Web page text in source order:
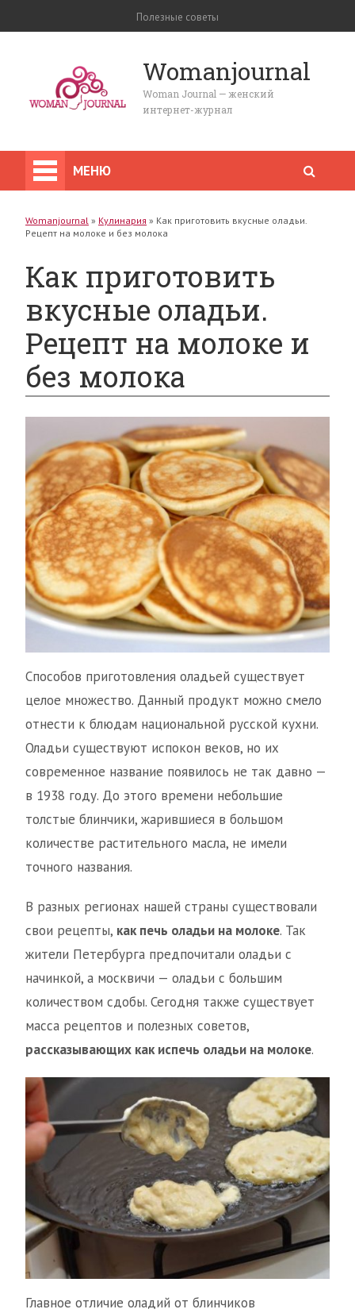
Полезные советы
Womanjournal
Woman Journal — женский
интернет-журнал
МЕНЮ
Womanjournal » Кулинария » Как приготовить вкусные оладьи.
Рецепт на молоке и без молока
Как приготовить
вкусные оладьи.
Рецепт на молоке и
без молока
Способов приготовления оладьей существует
целое множество. Данный продукт можно смело
отнести к блюдам национальной русской кухни.
Оладьи существуют испокон веков, но их
современное название появилось не так давно —
в 1938 году. До этого времени небольшие
толстые блинчики, жарившиеся в большом
количестве растительного масла, не имели
точного названия.
В разных регионах нашей страны существовали
свои рецепты, как печь оладьи на молоке. Так
жители Петербурга предпочитали оладьи с
начинкой, а москвичи — оладьи с большим
количеством сдобы. Сегодня также существует
масса рецептов и полезных советов,
рассказывающих как испечь оладьи на молоке.
Главное отличие оладий от блинчиков